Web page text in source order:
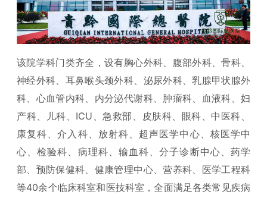
该院学科门类齐全，设有胸心外科、腹部外科、骨科、
神经外科、耳鼻喉头颈外科、泌尿外科、乳腺甲状腺外
科、心血管内科、内分泌代谢科、肿瘤科、血液科、妇
产科、儿科、ICU、急救部、皮肤科、眼科、中医科、
康复科、介入科、放射科、超声医学中心、核医学中
心、检验科、病理科、输血科、分子诊断中心、药学
部、预防保健科、健康管理中心、营养科、医学工程科
等40余个临床科室和医技科室，全面满足各类常见疾病